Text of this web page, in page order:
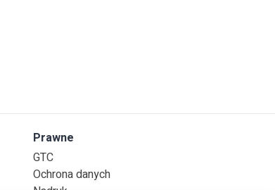
Prawne
GTC
Ochrona danych